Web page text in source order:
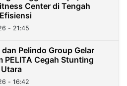
Center di Tengah
- 21:45
dan Pelindo Group Gelar
PELITA Cegah Stunting
- 16:42